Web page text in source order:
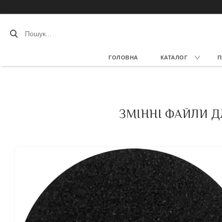
ГОЛОВНА КАТАЛОГ
ЗМІННІ ФАЙЛИ